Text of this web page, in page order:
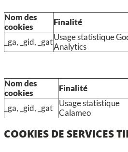
Nom des
cookies
Finalité
_ga, _gid, _gatUsage statistique
Analytics
Nom des
cookies
Finalité
_ga, _gid, _gat
Usage statistique
Calameo
COOKIES DE SERVICES